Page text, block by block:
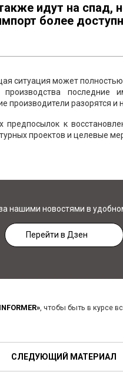
идут на спад,
более
ситуация может
последние
производители разорятся и
предпосылок к
проектов и целевые
нашими новостями в
Перейти в Дзен
, чтобы быть в курсе
СЛЕДУЮЩИЙ МАТЕРИАЛ